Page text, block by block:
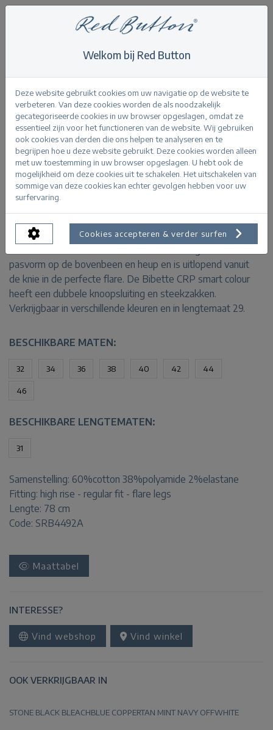
Bibette CRP smart colour L31
Terug
Bibette CRP smart colour toffee
PRODUCTINFORMATIE
De Bibette CRP smart colour is een flare broek van een
pasvorm op de bovenbeen en heup en is uitlopend vanuit
de knie in de perfecte flare. De Bibette CRP smart colour
heeft een dubbele knoopsluiting en steekzakken.
Verkrijgbaar in verschillende kleuren en in lengtemaat 29.
BESCHIKBARE MATEN:
32 34 36 38 40 42 44
46
BESCHIKBARE LENGTEMATEN:
31
Samenstelling: 60%cotton 38%polyamide 2%elastane
Fitting: high rise - regular fit - flare legs
Lengte: 78 cm
Code: SRB4492A
Maattabel
INTERESSE?
Vind webshop Vind winkel
OOK VERKRIJGBAAR IN
STONE BLACK BLEACHBLUE COPPERTAN MINT NAVY OFFWHITE
Welkom bij Red Button
Deze website gebruikt cookies om uw navigatie op de website te
verbeteren. Van deze cookies worden de als noodzakelijk
gecategoriseerde cookies in uw browser opgeslagen, omdat ze
essentieel zijn voor het functioneren van de website. Wij gebruiken
ook cookies van derden die ons helpen te analyseren en te
begrijpen hoe u deze website gebruikt. Deze cookies worden alleen
met uw toestemming in uw browser opgeslagen. U hebt ook de
mogelijkheid om deze cookies uit te schakelen. Het uitschakelen van
sommige van deze cookies kan echter gevolgen hebben voor uw
surfervaring.
Cookies accepteren & verder surfen